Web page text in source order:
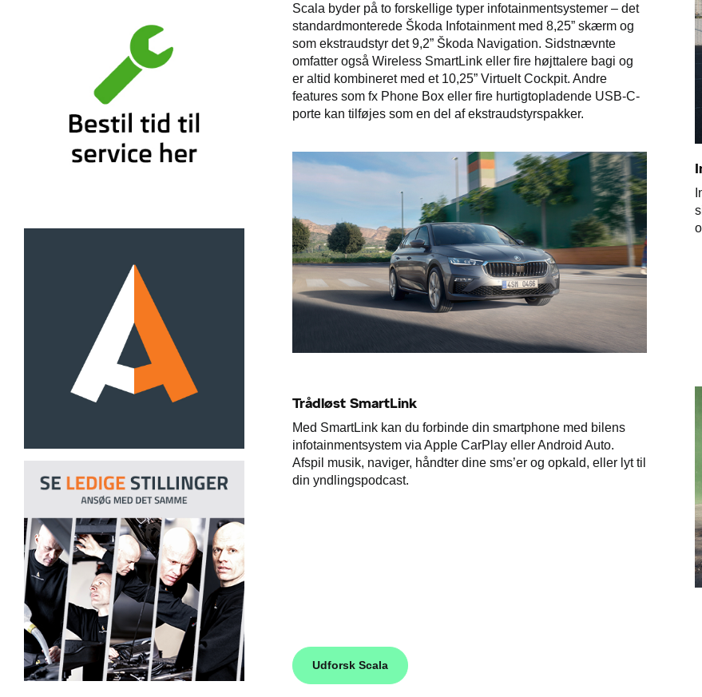
Scala byder på to forskellige typer infotainmentsystemer – det
standardmonterede Škoda Infotainment med 8,25” skærm og
som ekstraudstyr det 9,2” Škoda Navigation. Sidstnævnte
omfatter også Wireless SmartLink eller fire højttalere bagi og
er altid kombineret med et 10,25” Virtuelt Cockpit. Andre
features som fx Phone Box eller fire hurtigtopladende USB-C-
porte kan tilføjes som en del af ekstraudstyrspakker.
Trådløst SmartLink
Med SmartLink kan du forbinde din smartphone med bilens
infotainmentsystem via Apple CarPlay eller Android Auto.
Afspil musik, naviger, håndter dine sms’er og opkald, eller lyt til
din yndlingspodcast.
Udforsk Scala